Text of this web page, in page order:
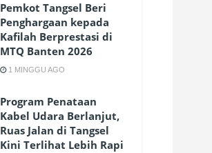
Pemkot Tangsel Beri
Penghargaan kepada
Kafilah Berprestasi di
MTQ Banten 2026
1 MINGGU AGO
Program Penataan
Kabel Udara Berlanjut,
Ruas Jalan di Tangsel
Kini Terlihat Lebih Rapi